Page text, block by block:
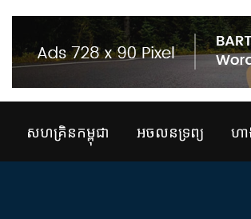
សហគ្រិនកម្ពុជា អចលនទ្រព្យ ហា